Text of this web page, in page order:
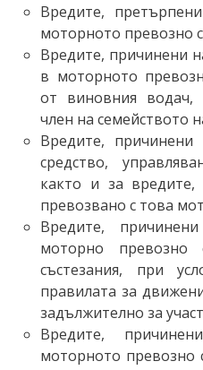
Вредите,
моторното превозно
Вредите, причинени
в моторното
от виновния
член на семейството
Вредите,
средство,
както и за
превозвано с това
Вредите,
моторно превозно
състезания, при
правилата за
задължително за
Вредите,
моторното превозно